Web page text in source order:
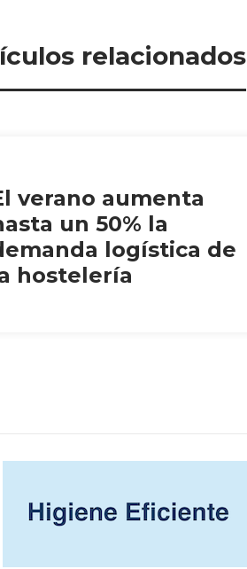
relacionados
verano aumenta
un 50% la
logística de
hostelería